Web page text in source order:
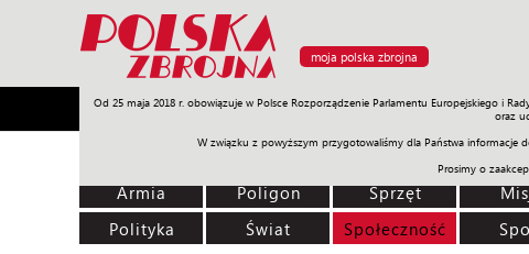
moja polska zbrojna
Od 25 maja 2018 r. obowiązuje w Polsce Rozporządzenie Parlamentu Europejskiego i
oraz
W związku z powyższym przygotowaliśmy dla Państwa informacje
Prosimy o
Armia Poligon Sprzęt Misje Polityka Prawo
Armia Poligon Sprzęt
Polityka
Świat Społeczność